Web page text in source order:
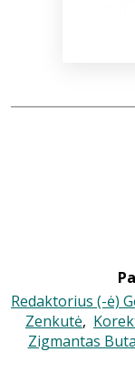
Redaktorius (-ė)
Zenkutė,
Zigmantas